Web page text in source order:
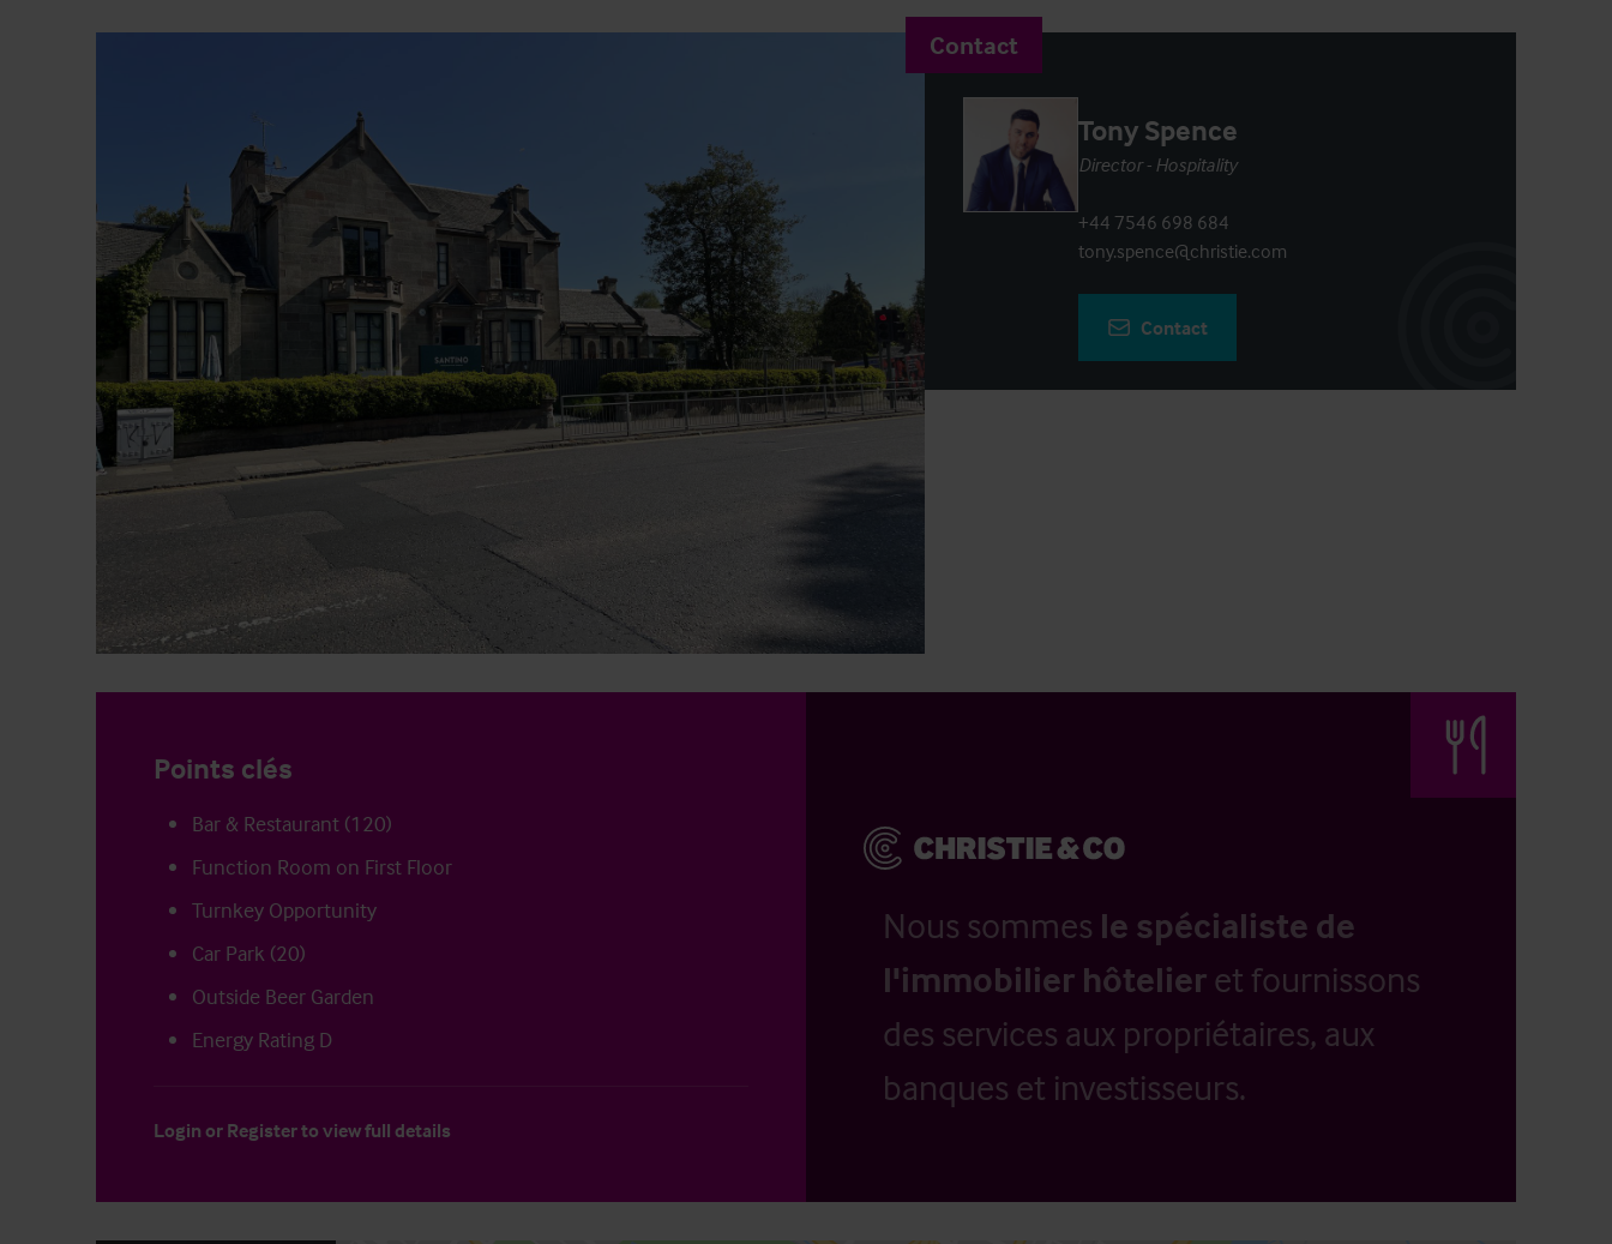
Contact
Tony Spence
Director - Hospitality
+44 7546 698 684
tony.spence@christie.com
Contact
Points clés
Bar & Restaurant (120)
Function Room on First Floor
Turnkey Opportunity
Car Park (20)
Outside Beer Garden
Energy Rating D
Login or Registerto view full details
Nous sommes le spécialiste de
l'immobilier hôtelier et fournissons
des services aux propriétaires, aux
banques et investisseurs.